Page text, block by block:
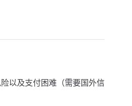
以及支付困难（需要国外信